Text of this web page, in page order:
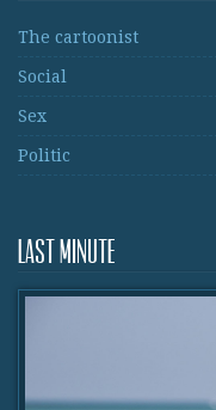
The cartoonist
Social
Sex
Politic
Last Minute